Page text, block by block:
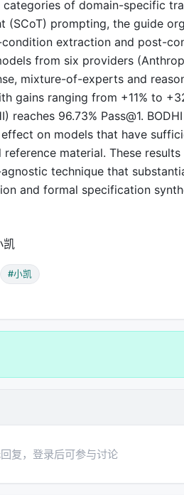
of domain-specific
(SCoT) prompting, the guide
extraction and post-
from six providers
mixture-of-experts and
gains ranging from +11% to
reaches 96.73% Pass@1.
on models that have
material. These
technique that
and formal specification
#小凯
复，登录后可参与讨论